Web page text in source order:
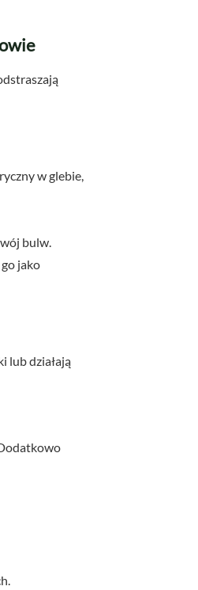
w glebie,
bulw.
jako
lub działają